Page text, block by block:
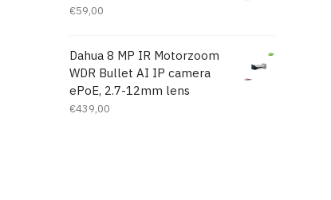
€59,00
Dahua 8 MP IR Motorzoom
WDR Bullet AI IP camera
ePoE, 2.7-12mm lens
€439,00